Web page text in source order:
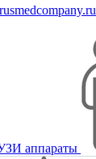
аппараты